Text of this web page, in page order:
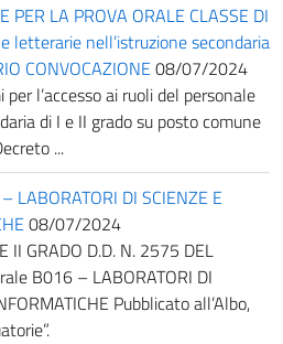
PER LA PROVA ORALE CLASSE DI
letterarie nell’istruzione secondaria
CONVOCAZIONE 08/07/2024
l’accesso ai ruoli del personale
di I e II grado su posto comune
...
DI SCIENZE E
08/07/2024
II GRADO D.D. N. 2575 DEL
B016 – LABORATORI DI
Pubblicato all’Albo,